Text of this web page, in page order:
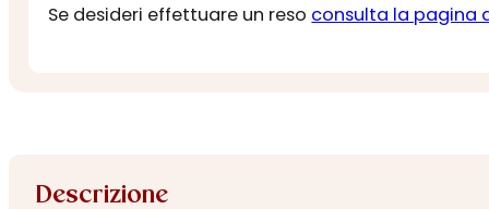
Se desideri effettuare un reso consulta la pagina
Descrizione